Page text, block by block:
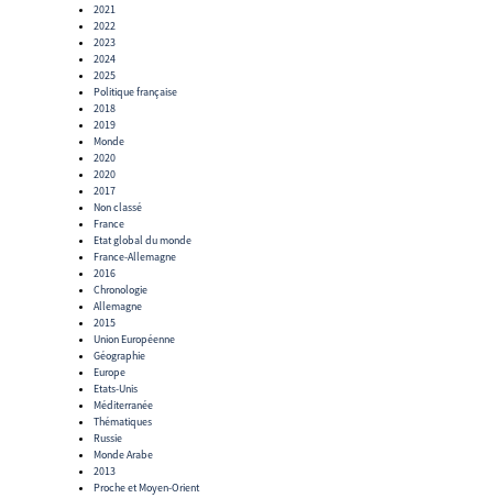
2021
2022
2023
2024
2025
Politique française
2018
2019
Monde
2020
2020
2017
Non classé
France
Etat global du monde
France-Allemagne
2016
Chronologie
Allemagne
2015
Union Européenne
Géographie
Europe
Etats-Unis
Méditerranée
Thématiques
Russie
Monde Arabe
2013
Proche et Moyen-Orient